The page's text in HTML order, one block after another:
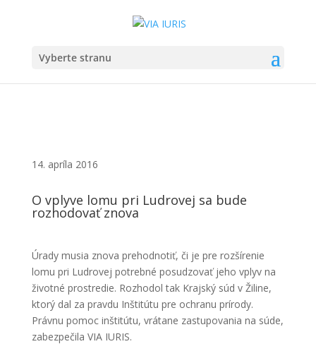
Vyberte stranu
14. apríla 2016
O vplyve lomu pri Ludrovej sa bude
rozhodovať znova
Úrady musia znova prehodnotiť, či je pre rozšírenie
lomu pri Ludrovej potrebné posudzovať jeho vplyv na
životné prostredie. Rozhodol tak Krajský súd v Žiline,
ktorý dal za pravdu Inštitútu pre ochranu prírody.
Právnu pomoc inštitútu, vrátane zastupovania na súde,
zabezpečila VIA IURIS.